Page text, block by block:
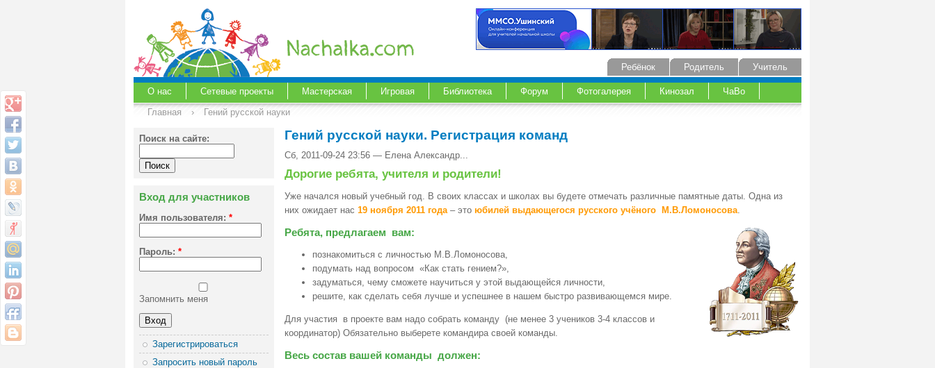
Учитель
Родитель
Ребёнок
О нас Сетевые проекты Мастерская Игровая Библиотека Форум Фотогалерея Кинозал
ЧаВо
Главная
› Гений русской науки
Поиск на сайте:
Вход для участников
Имя пользователя: *
Пароль: *
Запомнить меня
Зарегистрироваться
Запросить новый пароль
Гений русской науки. Регистрация команд
Сб, 2011-09-24 23:56 — Елена Александр...
Дорогие ребята, учителя и родители!
Уже начался новый учебный год. В своих классах и школах вы будете отмечать различные памятные даты. Одна из
них ожидает нас 19 ноября 2011 года– это юбилей выдающегося русского учёного М.В.Ломоносова.
Ребята, предлагаем вам:
познакомиться с личностью М.В.Ломоносова,
подумать над вопросом «Как стать гением?»,
задуматься, чему сможете научиться у этой выдающейся личности,
решите, как сделать себя лучше и успешнее в нашем быстро развивающемся мире.
Для участия в проекте вам надо собрать команду (не менее 3 учеников 3-4 классов и
координатор) Обязательно выберете командира своей команды.
Весь состав вашей команды должен: